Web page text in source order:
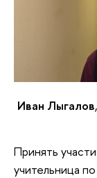
Иван Лыгалов
Принять
учительница